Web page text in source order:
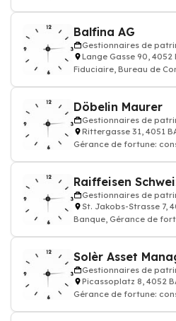
Balfina AG
Gestionnaires de
Lange Gasse 90, 4052
Fiduciaire, Bureau de
Döbelin Maurer
Gestionnaires de
Rittergasse 31, 4051
Gérance de fortune:
Raiffeisen
Gestionnaires de
St. Jakobs-Strasse 7,
Banque, Gérance de
Solèr Asset
Gestionnaires de
Picassoplatz 8, 4052
Gérance de fortune: